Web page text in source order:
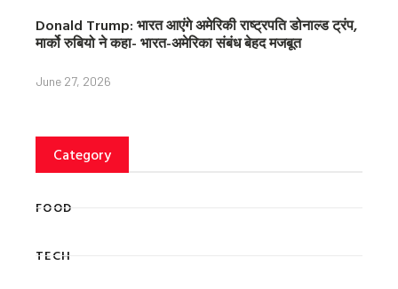
Donald Trump: भारत आएंगे अमेरिकी राष्ट्रपति डोनाल्ड ट्रंप,
मार्को रुबियो ने कहा- भारत-अमेरिका संबंध बेहद मजबूत
June 27, 2026
Category
FOOD
TECH